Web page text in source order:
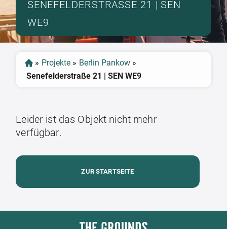
SENEFELDERSTRASSE 21 | SEN W
E9
» Projekte » Berlin Pankow »
Senefelderstraße 21 | SEN WE9
Leider ist das Objekt nicht mehr
verfügbar.
ZUR STARTSEITE